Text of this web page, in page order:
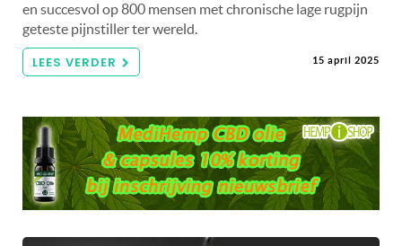
en succesvol op 800 mensen met chronische lage rugpijn
geteste pijnstiller ter wereld.
LEES VERDER 15 april 2025